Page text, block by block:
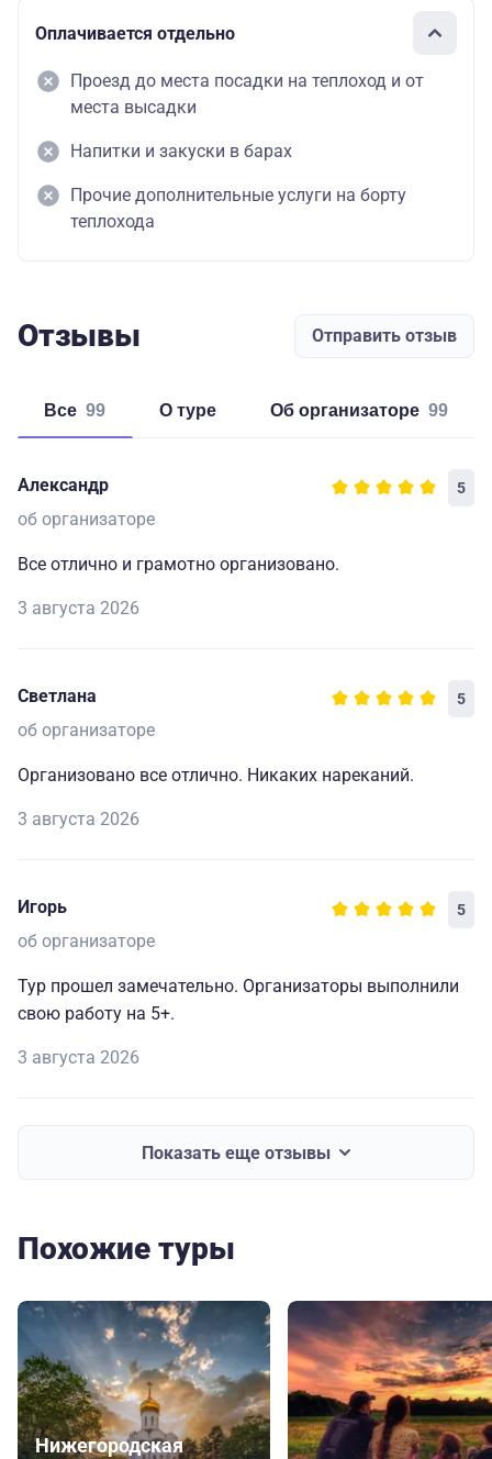
Оплачивается отдельно
Проезд до места посадки на теплоход и от
места высадки
Напитки и закуски в барах
Прочие дополнительные услуги на борту
теплохода
Отзывы Отправить отзыв
Все 99 о туре об организаторе 99
Александр 5
об организаторе
Все отлично и грамотно организовано.
3 августа 2026
Светлана 5
об организаторе
Организовано все отлично. Никаких нареканий.
3 августа 2026
Игорь 5
об организаторе
Тур прошел замечательно. Организаторы выполнили
свою работу на 5+.
3 августа 2026
Показать еще отзывы
Похожие туры
Нижегородская